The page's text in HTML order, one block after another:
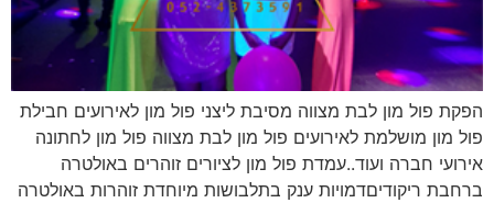
הפקת פול מון לבת מצווה מסיבת ליצני פול מון לאירועים חבילת
פול מון מושלמת לאירועים פול מון לבת מצווה פול מון לחתונה
אירועי חברה ועוד..עמדת פול מון לציורים זוהרים באולטרה
ברחבת ריקודיםדמויות ענק בתלבושות מיוחדת זוהרות באולטרה